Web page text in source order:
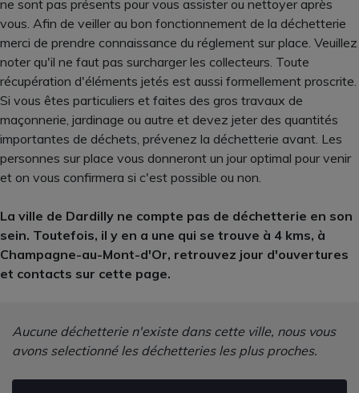
ne sont pas présents pour vous assister ou nettoyer après
vous. Afin de veiller au bon fonctionnement de la déchetterie
merci de prendre connaissance du réglement sur place. Veuillez
noter qu'il ne faut pas surcharger les collecteurs. Toute
récupération d'éléments jetés est aussi formellement proscrite.
Si vous êtes particuliers et faites des gros travaux de
maçonnerie, jardinage ou autre et devez jeter des quantités
importantes de déchets, prévenez la déchetterie avant. Les
personnes sur place vous donneront un jour optimal pour venir
et on vous confirmera si c'est possible ou non.
La ville de Dardilly ne compte pas de déchetterie en son
sein. Toutefois, il y en a une qui se trouve à 4 kms, à
Champagne-au-Mont-d'Or, retrouvez jour d'ouvertures
et contacts sur cette page.
Aucune déchetterie n'existe dans cette ville, nous vous
avons selectionné les déchetteries les plus proches.